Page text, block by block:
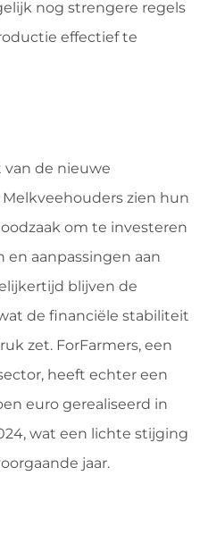
nog strengere regels
effectief te
de nieuwe
zien hun
om te investeren
aanpassingen aan
blijven de
de financiële stabiliteit
zet. ForFarmers, een
heeft echter een
euro gerealiseerd in
wat een lichte stijging
jaar.